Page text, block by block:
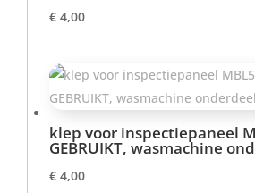
€ 4,00
klep voor inspectiepaneel
GEBRUIKT, wasmachine
€ 4,00